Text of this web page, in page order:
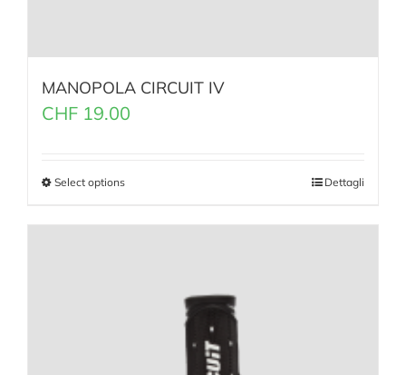
MANOPOLA CIRCUIT IV
CHF 19.00
Select options Dettagli